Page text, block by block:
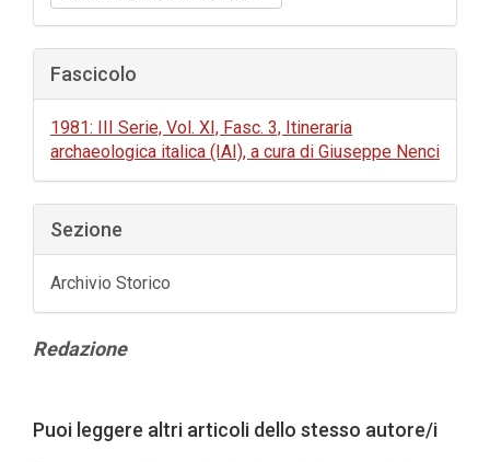
Fascicolo
1981: III Serie, Vol. XI, Fasc. 3, Itineraria
archaeologica italica (IAI), a cura di Giuseppe Nenci
Sezione
Archivio Storico
Contenuto
Redazione
dell'articolo
Puoi leggere altri articoli dello stesso autore/i